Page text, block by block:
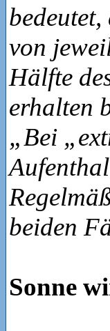
von
Hälfte
erhalten
„Bei
beiden
Sonne